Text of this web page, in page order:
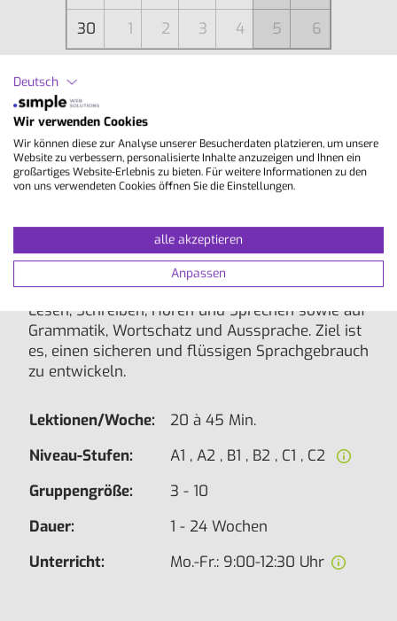
30 1 2 3 4 5 6
Aktuelles Datum
Kursbeginn nicht für absolute Anfänger (A0)
geeignet
Standardkurs in allgemeinsprachlichem Englisch
mit Fokus auf die grundlegenden Fertigkeiten
Lesen, Schreiben, Hören und Sprechen sowie auf
Grammatik, Wortschatz und Aussprache. Ziel ist
es, einen sicheren und flüssigen Sprachgebrauch
zu entwickeln.
Lektionen/Woche:
20 à 45 Min.
Niveau-Stufen:
A1 , A2 , B1 , B2 , C1 , C2
Gruppengröße:
3 - 10
Dauer:
1 - 24 Wochen
Unterricht:
Mo.-Fr.: 9:00-12:30 Uhr
Deutsch
Wir verwenden Cookies
Wir können diese zur Analyse unserer Besucherdaten platzieren, um unsere
Website zu verbessern, personalisierte Inhalte anzuzeigen und Ihnen ein
großartiges Website-Erlebnis zu bieten. Für weitere Informationen zu den
von uns verwendeten Cookies öffnen Sie die Einstellungen.
alle akzeptieren
Anpassen